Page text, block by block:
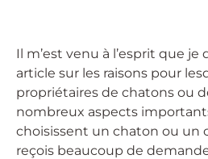
Il m’est venu à l’esprit que je
article sur les raisons pour
propriétaires de chatons ou
nombreux aspects
choisissent un chaton ou un
reçois beaucoup de